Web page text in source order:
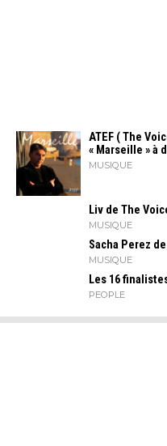
ATEF ( The
« Marseille » à
MUSIQUE
Liv de The
MUSIQUE
Sacha Perez
MUSIQUE
Les 16
PEOPLE